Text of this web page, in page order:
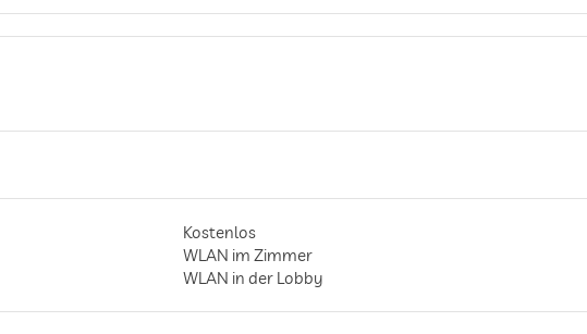
Kostenlos
WLAN im Zimmer
WLAN in der Lobby